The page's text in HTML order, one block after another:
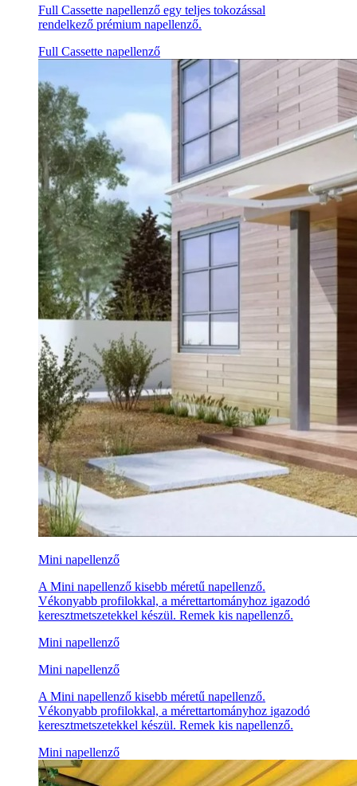
Full Cassette napellenző egy teljes tokozással
rendelkező prémium napellenző.
Full Cassette napellenző
Mini napellenző
A Mini napellenző kisebb méretű napellenző.
Vékonyabb profilokkal, a mérettartományhoz igazodó
keresztmetszetekkel készül. Remek kis napellenző.
Mini napellenző
Mini napellenző
A Mini napellenző kisebb méretű napellenző.
Vékonyabb profilokkal, a mérettartományhoz igazodó
keresztmetszetekkel készül. Remek kis napellenző.
Mini napellenző